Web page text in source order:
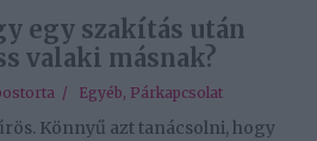
egy szakítás után
valaki másnak?
/ Egyéb, Párkapcsolat
Könnyű azt tanácsolni, hogy